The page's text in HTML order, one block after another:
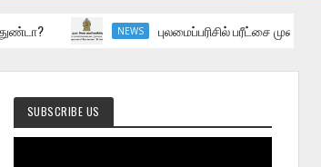
NEWS புலமைப்பரிசில் பரீட்சை முறையில்
SUBSCRIBE US